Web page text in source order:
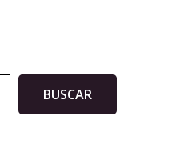
BUSCAR